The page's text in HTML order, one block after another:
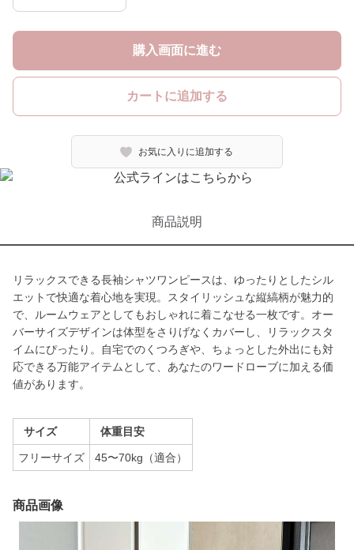
購入画面に進む
カートに追加する
お気に入りに追加する
商品説明
リラックスできる長袖シャツワンピースは、ゆったりとしたシル
エットで快適な着心地を実現。スタイリッシュな縦縞柄が魅力的
で、ルームウェアとしてもおしゃれに着こなせる一枚です。オー
バーサイズデザインは体型をさりげなくカバーし、リラックスタ
イムにぴったり。自宅でのくつろぎや、ちょっとした外出にも対
応できる万能アイテムとして、あなたのワードローブに加える価
値があります。
サイズ 体重目安
フリーサイズ 45〜70kg（適合）
商品画像